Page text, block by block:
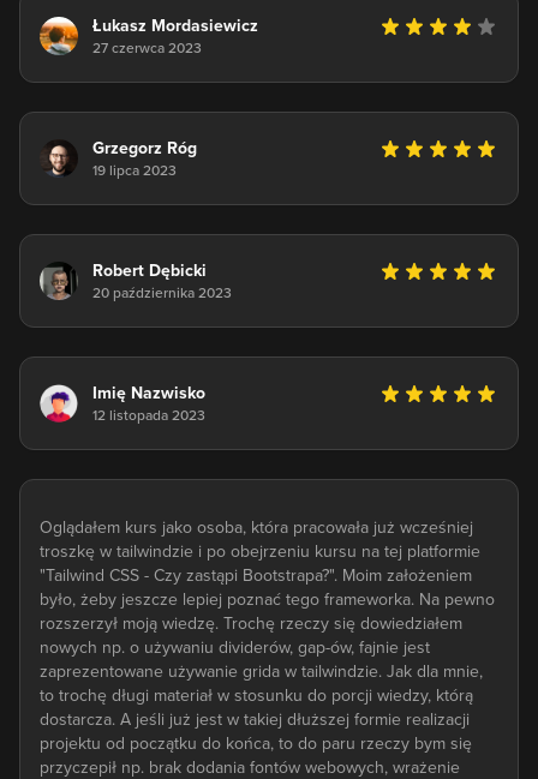
Łukasz Mordasiewicz
27 czerwca 2023
Grzegorz Róg
19 lipca 2023
Robert Dębicki
20 października 2023
Imię Nazwisko
12 listopada 2023
Oglądałem kurs jako osoba, która pracowała już wcześniej
troszkę w tailwindzie i po obejrzeniu kursu na tej platformie
"Tailwind CSS - Czy zastąpi Bootstrapa?". Moim założeniem
było, żeby jeszcze lepiej poznać tego frameworka. Na pewno
rozszerzył moją wiedzę. Trochę rzeczy się dowiedziałem
nowych np. o używaniu dividerów, gap-ów, fajnie jest
zaprezentowane używanie grida w tailwindzie. Jak dla mnie,
to trochę długi materiał w stosunku do porcji wiedzy, którą
dostarcza. A jeśli już jest w takiej dłuższej formie realizacji
projektu od początku do końca, to do paru rzeczy bym się
przyczepił np. brak dodania fontów webowych, wrażenie